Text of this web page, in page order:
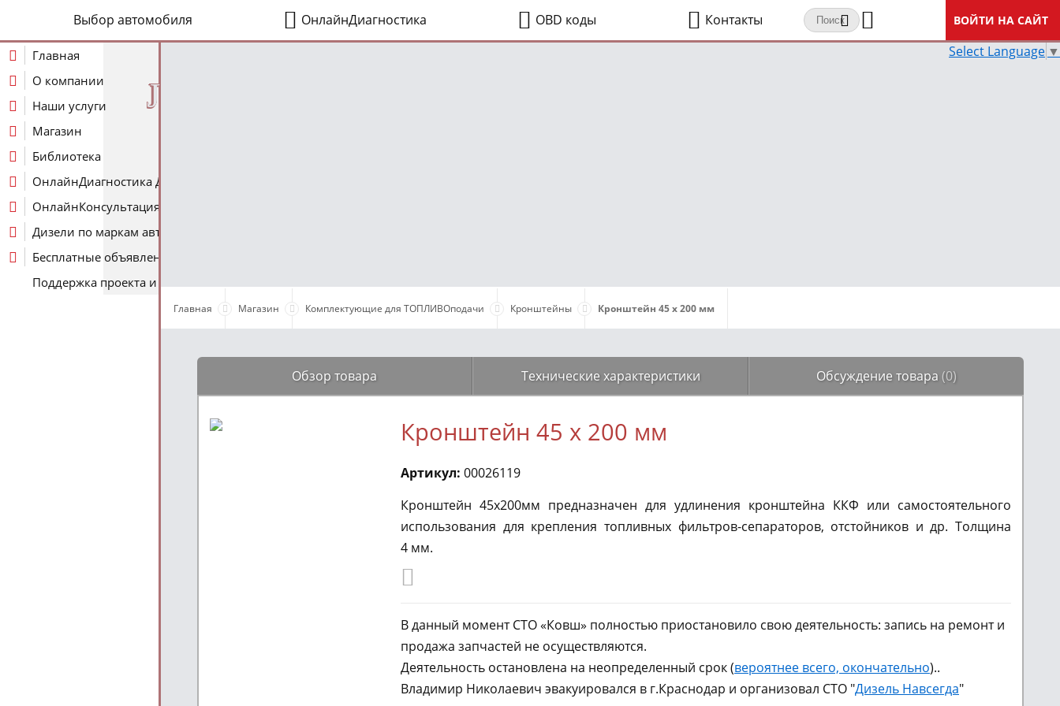
Выбор автомобиля ОнлайнДиагностика OBD коды Контакты ВОЙТИ НА САЙТ
J
Главная
О компании
Наши услуги
Магазин
Библиотека
ОнлайнДиагностика Дизеля
ОнлайнКонсультация по Дизелю
Дизели по маркам авто
Бесплатные объявления
Поддержка проекта и оплата услуг
Select Language ▼
Главная Магазин Комплектующие для ТОПЛИВОподачи Кронштейны Кронштейн 45 х 200 мм
Обзор товара Технические характеристики Обсуждение товара (0)
Кронштейн 45 х 200 мм
Артикул: 00026119
Кронштейн 45х200мм предназначен для удлинения кронштейна ККФ или самостоятельного
использования для крепления топливных фильтров-сепараторов, отстойников и др. Толщина
4 мм.
В данный момент СТО «Ковш» полностью приостановило свою деятельность: запись на ремонт и
продажа запчастей не осуществляются.
Деятельность остановлена на неопределенный срок (вероятнее всего, окончательно)..
Владимир Николаевич эвакуировался в г.Краснодар и организовал СТО "Дизель Навсегда"